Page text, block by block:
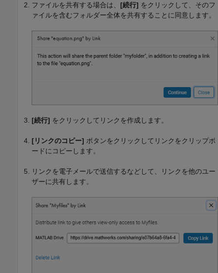
ファイルを共有する場合は、 [続行] をクリックして、そのフ
ァイルを含むフォルダー全体を共有することに同意します。
[続行] をクリックしてリンクを作成します。
[リンクのコピー] ボタンをクリックしてリンクをクリップボ
ードにコピーします。
リンクを電子メールで送信するなどして、リンクを他のユー
ザーに共有します。